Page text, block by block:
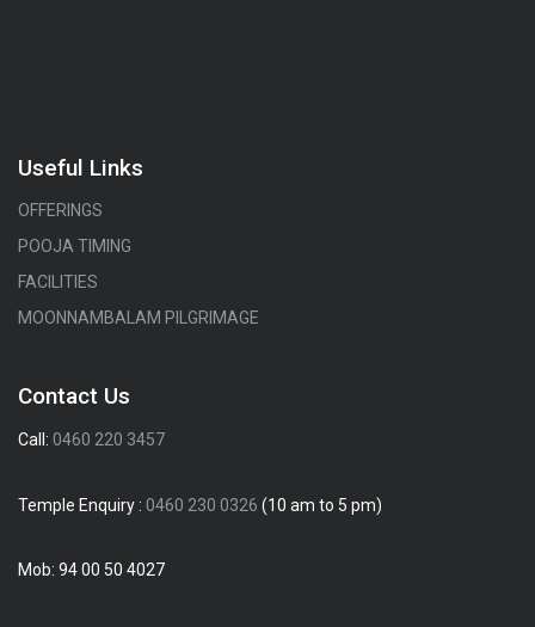
Useful Links
OFFERINGS
POOJA TIMING
FACILITIES
MOONNAMBALAM PILGRIMAGE
Contact Us
Call: 0460 220 3457
Temple Enquiry : 0460 230 0326 (10 am to 5 pm)
Mob: 94 00 50 4027